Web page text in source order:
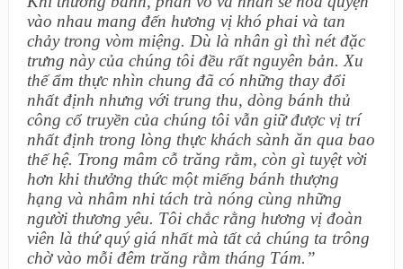
vào nhau mang đến hương vị khó phai và tan
chảy trong vòm miệng. Dù là nhân gì thì nét đặc
trưng này của chúng tôi đều rất nguyên bản. Xu
thế ẩm thực nhìn chung đã có những thay đổi
nhất định nhưng với trung thu, dòng bánh thủ
công cổ truyền của chúng tôi vẫn giữ được vị trí
nhất định trong lòng thực khách sành ăn qua bao
thế hệ. Trong mâm cỗ trăng rằm, còn gì tuyệt vời
hơn khi thưởng thức một miếng bánh thượng
hạng và nhâm nhi tách trà nóng cùng những
người thương yêu. Tôi chắc rằng hương vị đoàn
viên là thứ quý giá nhất mà tất cả chúng ta trông
chờ vào mỗi đêm trăng rằm tháng Tám.”